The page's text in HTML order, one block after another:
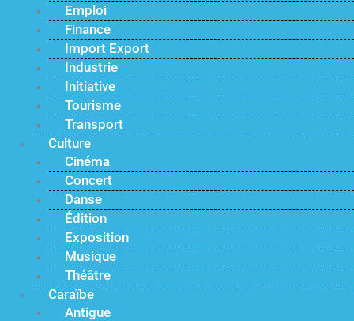
Emploi
Finance
Import Export
Industrie
Initiative
Tourisme
Transport
Culture
Cinéma
Concert
Danse
Édition
Exposition
Musique
Théâtre
Caraïbe
Antigue